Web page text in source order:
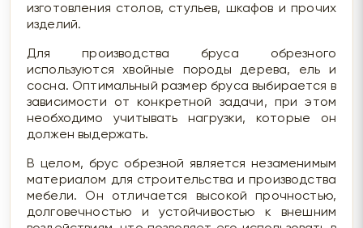
изготовления столов, стульев, шкафов и прочих
изделий.
Для производства бруса обрезного
используются хвойные породы дерева, ель и
сосна. Оптимальный размер бруса выбирается в
зависимости от конкретной задачи, при этом
необходимо учитывать нагрузки, которые он
должен выдержать.
В целом, брус обрезной является незаменимым
материалом для строительства и производства
мебели. Он отличается высокой прочностью,
долговечностью и устойчивостью к внешним